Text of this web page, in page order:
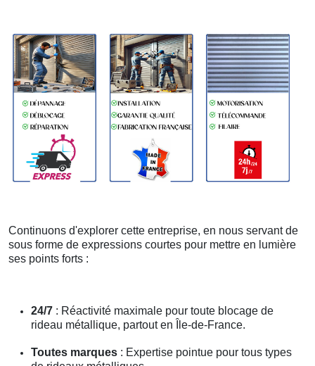
Continuons d'explorer cette entreprise, en nous servant de
sous forme de expressions courtes pour mettre en lumière
ses points forts :
24/7 : Réactivité maximale pour toute blocage de
rideau métallique, partout en Île-de-France.
Toutes marques : Expertise pointue pour tous types